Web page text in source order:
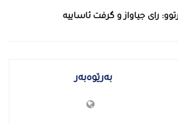
رای جیاواز و گرفت ئاساییە
بەرێوەبەر